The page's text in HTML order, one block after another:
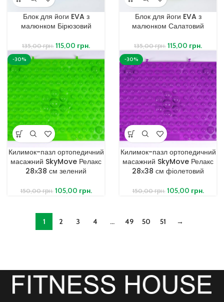
Блок для йоги EVA з
малюнком Бірюзовий
135,00грн. 115,00 грн.
Блок для йоги EVA з
малюнком Салатовий
135,00грн. 115,00 грн.
-30%
Килимок-пазл ортопедичний
масажний SkyMove Релакс
28х38 см зелений
150,00грн. 105,00 грн.
-30%
Килимок-пазл ортопедичний
масажний SkyMove Релакс
28х38 см фіолетовий
150,00грн. 105,00 грн.
1 2 3 4 … 49 50 51 →